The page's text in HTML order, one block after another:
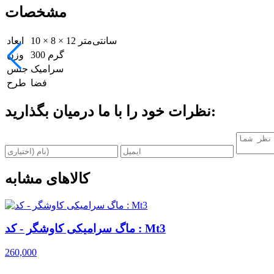
مشخصات
ابعاد
10 × 8 × 12 سانتی‌متر
وزن
300 گرم
جنس سرامیک
طرح فضا
نظرات خود را با ما درمیان بگذارید:
کالاهای مشابه
ماگ سرامیکی کاوشگر - کد : Mt3
260,000